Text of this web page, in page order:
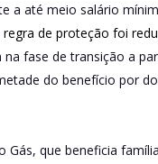
a até meio salário
regra de proteção foi
fase de transição a
do benefício por
que beneficia